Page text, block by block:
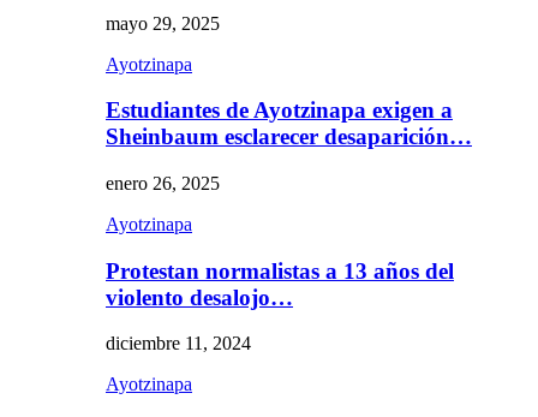
mayo 29, 2025
Ayotzinapa
Estudiantes de Ayotzinapa exigen a
Sheinbaum esclarecer desaparición…
enero 26, 2025
Ayotzinapa
Protestan normalistas a 13 años del
violento desalojo…
diciembre 11, 2024
Ayotzinapa